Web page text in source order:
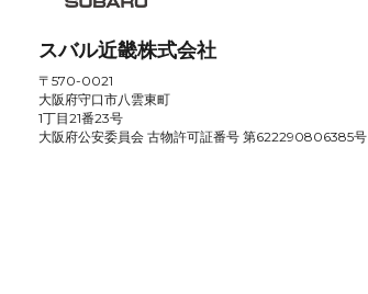
スバル近畿株式会社
〒570-0021
大阪府守口市八雲東町
1丁目21番23号
大阪府公安委員会 古物許可証番号 第622290806385号